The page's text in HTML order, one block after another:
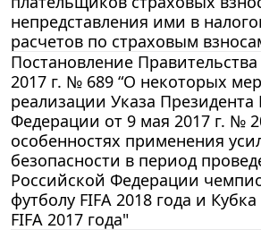
непредставления ими в
расчетов по страховым
Постановление
2017 г. № 689 “О некоторых
реализации Указа Президента
Федерации от 9 мая 2017 г. №
особенностях применения
безопасности в период
Российской Федерации
футболу FIFA 2018 года и
FIFA 2017 года"